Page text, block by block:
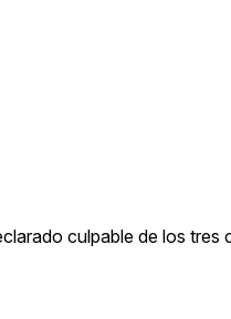
culpable de los tres